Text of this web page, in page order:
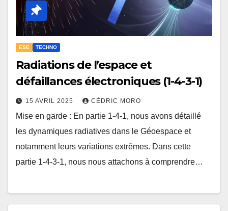
ESE TECHNO
Radiations de l’espace et
défaillances électroniques (1-4-3-1)
15 AVRIL 2025 CÉDRIC MORO
Mise en garde : En partie 1-4-1, nous avons détaillé
les dynamiques radiatives dans le Géoespace et
notamment leurs variations extrêmes. Dans cette
partie 1-4-3-1, nous nous attachons à comprendre…